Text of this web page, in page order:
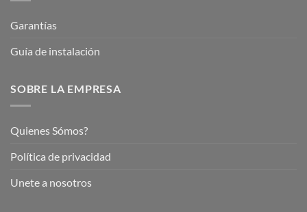
Garantías
Guía de instalación
SOBRE LA EMPRESA
Quienes Sómos?
Política de privacidad
Unete a nosotros